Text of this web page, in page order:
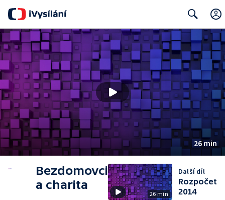
Search
26 min
Bezdomovci
a charita
26 min
Další díl
Rozpočet
2014